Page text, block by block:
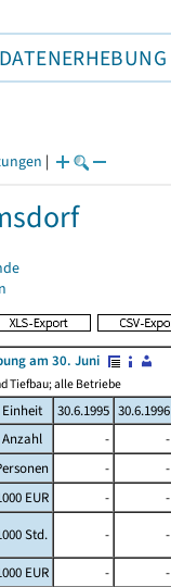
DATENERHEBUNG
|
am 30. Juni
Tiefbau; alle Betriebe
Einheit 30.6.1995 30.6.1996
Anzahl - -
- -
EUR - -
Std. - -
EUR - -